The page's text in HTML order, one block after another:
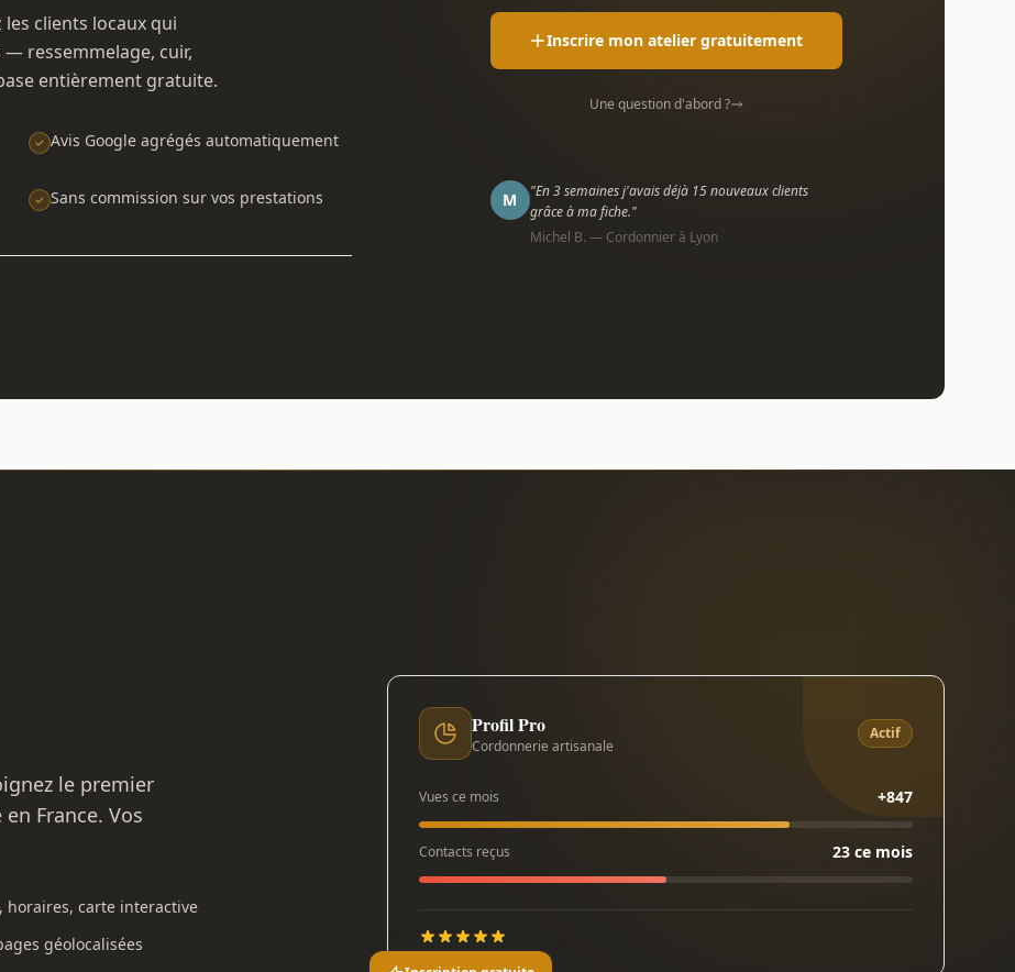
clients locaux qui
ressemmelage, cuir,
entièrement gratuite.
Avis Google agrégés automatiquement
Sans commission sur vos prestations
Inscrire mon atelier gratuitement
Une question d'abord ?
M
"En 3 semaines j'avais déjà 15 nouveaux clients
grâce à ma fiche."
Michel B. — Cordonnier à Lyon
le premier
France. Vos
horaires, carte interactive
géolocalisées
Profil Pro
Cordonnerie artisanale
Actif
Vues ce mois +847
Contacts reçus 23 ce mois